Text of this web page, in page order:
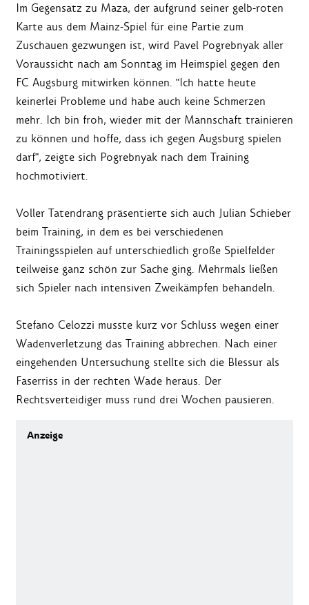
Im Gegensatz zu Maza, der aufgrund seiner gelb-roten
Karte aus dem Mainz-Spiel für eine Partie zum
Zuschauen gezwungen ist, wird Pavel Pogrebnyak aller
Voraussicht nach am Sonntag im Heimspiel gegen den
FC Augsburg mitwirken können. "Ich hatte heute
keinerlei Probleme und habe auch keine Schmerzen
mehr. Ich bin froh, wieder mit der Mannschaft trainieren
zu können und hoffe, dass ich gegen Augsburg spielen
darf", zeigte sich Pogrebnyak nach dem Training
hochmotiviert.
Voller Tatendrang präsentierte sich auch Julian Schieber
beim Training, in dem es bei verschiedenen
Trainingsspielen auf unterschiedlich große Spielfelder
teilweise ganz schön zur Sache ging. Mehrmals ließen
sich Spieler nach intensiven Zweikämpfen behandeln.
Stefano Celozzi musste kurz vor Schluss wegen einer
Wadenverletzung das Training abbrechen. Nach einer
eingehenden Untersuchung stellte sich die Blessur als
Faserriss in der rechten Wade heraus. Der
Rechtsverteidiger muss rund drei Wochen pausieren.